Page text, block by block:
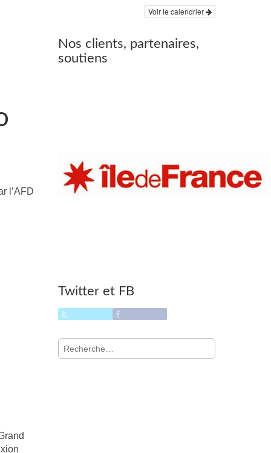
l’AFD
Voir le calendrier
Nos clients, partenaires,
soutiens
Twitter et FB
Rechercher :